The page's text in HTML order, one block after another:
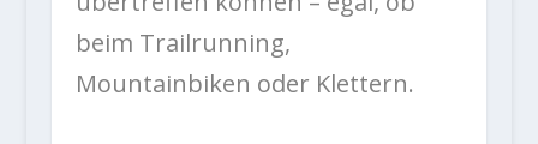
beim Trailrunning,
Mountainbiken oder Klettern.